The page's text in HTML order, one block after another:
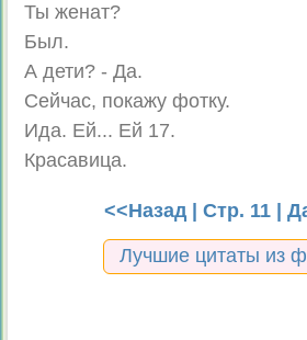
Ты женат?
Был.
А дети? - Да.
Сейчас, покажу фотку.
Ида. Ей... Ей 17.
Красавица.
<<Назад| Стр. 11 |
Лучшие цитаты из